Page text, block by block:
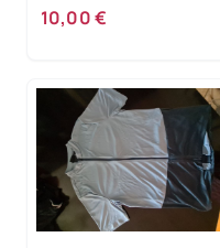
10,00 €